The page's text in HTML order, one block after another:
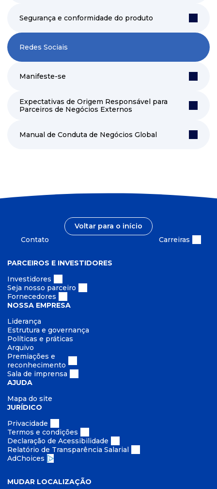
Segurança e conformidade do produto
Redes Sociais
Manifeste-se
Expectativas de Origem Responsável para
Parceiros de Negócios Externos
Manual de Conduta de Negócios Global
Voltar para o início
Contato
Carreiras
PARCEIROS E INVESTIDORES
Investidores
Seja nosso parceiro
Fornecedores
NOSSA EMPRESA
Liderança
Estrutura e governança
Políticas e práticas
Arquivo
Premiações e
reconhecimento
Sala de imprensa
AJUDA
Mapa do site
JURÍDICO
Privacidade
Termos e condições
Declaração de Acessibilidade
Relatório de Transparência Salarial
AdChoices
MUDAR LOCALIZAÇÃO